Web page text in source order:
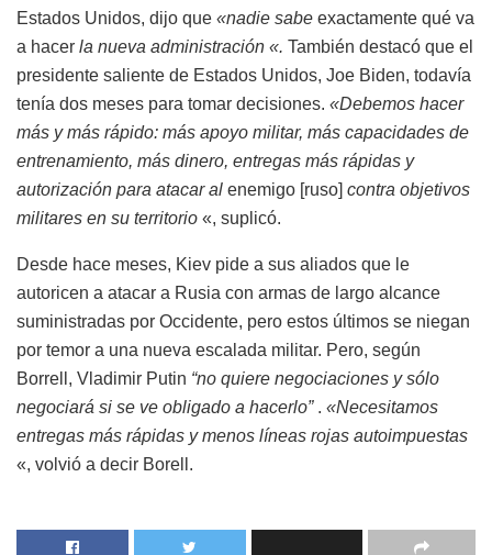
Estados Unidos, dijo que «nadie sabe exactamente qué va
a hacer la nueva administración «. También destacó que el
presidente saliente de Estados Unidos, Joe Biden, todavía
tenía dos meses para tomar decisiones. «Debemos hacer
más y más rápido: más apoyo militar, más capacidades de
entrenamiento, más dinero, entregas más rápidas y
autorización para atacar al enemigo [ruso] contra objetivos
militares en su territorio «, suplicó.
Desde hace meses, Kiev pide a sus aliados que le
autoricen a atacar a Rusia con armas de largo alcance
suministradas por Occidente, pero estos últimos se niegan
por temor a una nueva escalada militar. Pero, según
Borrell, Vladimir Putin “no quiere negociaciones y sólo
negociará si se ve obligado a hacerlo”. «Necesitamos
entregas más rápidas y menos líneas rojas autoimpuestas
«, volvió a decir Borell.